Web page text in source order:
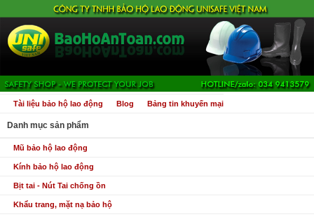
Tài liệu bảo hộ lao động Blog Bảng tin khuyến mại
Danh mục sản phẩm
Mũ bảo hộ lao động
Kính bảo hộ lao động
Bịt tai - Nút Tai chống ồn
Khẩu trang, mặt nạ bảo hộ